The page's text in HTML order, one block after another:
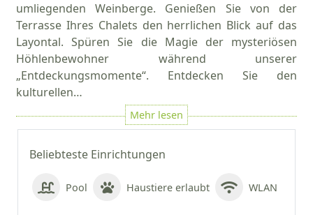
Beliebteste Einrichtungen
Pool Haustiere erlaubt WLAN
umliegenden Weinberge. Genießen Sie von der
Terrasse Ihres Chalets den herrlichen Blick auf das
Layontal. Spüren Sie die Magie der mysteriösen
Höhlenbewohner während unserer
„Entdeckungsmomente“. Entdecken Sie den
kulturellen…